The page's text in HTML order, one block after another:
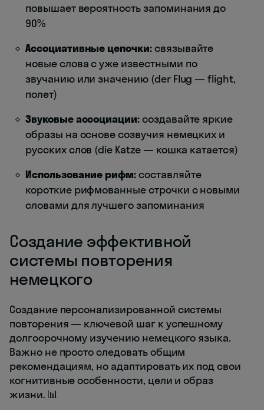
повышает вероятность запоминания до
90%
Ассоциативные цепочки:связывайте
новые слова с уже известными по
звучанию или значению (der Flug — flight,
полет)
Звуковые ассоциации:создавайте яркие
образы на основе созвучия немецких и
русских слов (die Katze — кошка катается)
Использование рифм:составляйте
короткие рифмованные строчки с новыми
словами для лучшего запоминания
Создание эффективной
системы повторения
немецкого
Создание персонализированной системы
повторения — ключевой шаг к успешному
долгосрочному изучению немецкого языка.
Важно не просто следовать общим
рекомендациям, но адаптировать их под свои
когнитивные особенности, цели и образ
жизни. 📊